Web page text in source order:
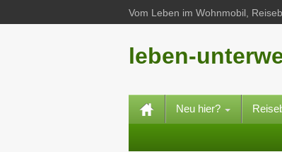
Vom Leben im Wohnmobil,
leben-
Neu hier?